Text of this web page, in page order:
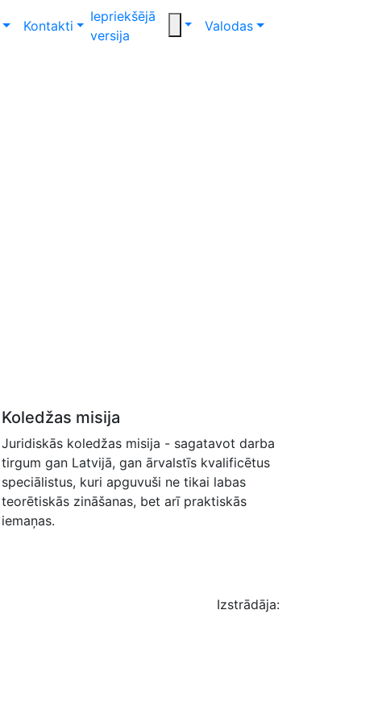
Kontakti
Iepriekšējā
versija
Valodas
Koledžas misija
Juridiskās koledžas misija - sagatavot darba
tirgum gan Latvijā, gan ārvalstīs kvalificētus
speciālistus, kuri apguvuši ne tikai labas
teorētiskās zināšanas, bet arī praktiskās
iemaņas.
Izstrādāja: